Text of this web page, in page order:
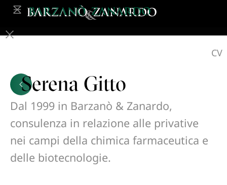
Serena Gitto
CV
Dal 1999 in Barzanò & Zanardo,
consulenza in relazione alle privative
nei campi della chimica farmaceutica e
delle biotecnologie.